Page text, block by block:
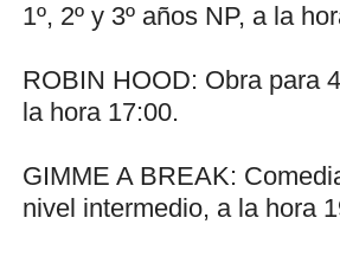
1º, 2º y 3º años NP, a la
ROBIN HOOD: Obra para
la hora 17:00.
GIMME A BREAK:
nivel intermedio, a la hora